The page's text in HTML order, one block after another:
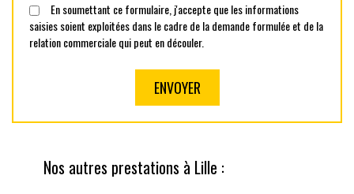
En soumettant ce formulaire, j'accepte que les informations
saisies soient exploitées dans le cadre de la demande formulée et de la
relation commerciale qui peut en découler.
Nos autres prestations à Lille :